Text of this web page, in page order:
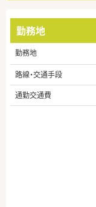
勤務地
勤務地
路線・交通手段
通勤交通費